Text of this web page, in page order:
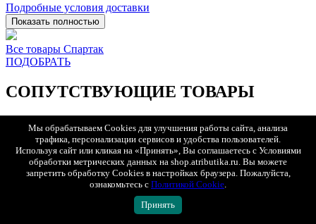
Подробные условия доставки
Показать полностью
Все товары Спартак
ПОДОБРАТЬ
СОПУТСТВУЮЩИЕ ТОВАРЫ
БЫСТРЫЙ ПРОСМОТР
Мы обрабатываем Cookies для улучшения работы сайта, анализа
трафика, персонализации сервисов и удобства пользователей.
Используя сайт или кликая на «Принять», Вы соглашаетесь с Условиями
обработки метрических данных на shop.atributika.ru. Вы можете
запретить обработку Cookies в настройках браузера. Пожалуйста,
ознакомьтесь с Политикой Cookie.
Принять